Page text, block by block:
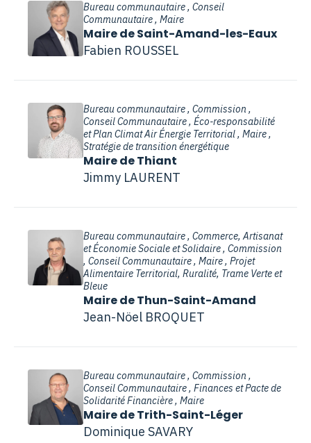
Bureau communautaire , Conseil
Communautaire , Maire
Maire de Saint-Amand-les-Eaux
Fabien ROUSSEL
Bureau communautaire , Commission ,
Conseil Communautaire , Éco-responsabilité
et Plan Climat Air Énergie Territorial , Maire ,
Stratégie de transition énergétique
Maire de Thiant
Jimmy LAURENT
Bureau communautaire , Commerce, Artisanat
et Économie Sociale et Solidaire , Commission
, Conseil Communautaire , Maire , Projet
Alimentaire Territorial, Ruralité, Trame Verte et
Bleue
Maire de Thun-Saint-Amand
Jean-Nöel BROQUET
Bureau communautaire , Commission ,
Conseil Communautaire , Finances et Pacte de
Solidarité Financière , Maire
Maire de Trith-Saint-Léger
Dominique SAVARY